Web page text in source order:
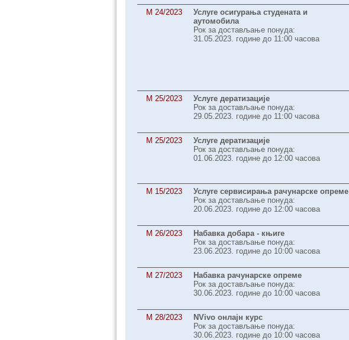
M 24/2023
Услуге осигурања студената и
аутомобила
Рок за достављање понуда:
31.05.2023. године до 11:00 часова
M 25/2023
Услуге дератизације
Рок за достављање понуда:
29.05.2023. године до 11:00 часова
M 25/2023
Услуге дератизације
Рок за достављање понуда:
01.06.2023. године до 12:00 часова
M 15/2023
Услуге сервисирања рачунарске опреме
Рок за достављање понуда:
20.06.2023. године до 12:00 часова
M 26/2023
Набавка добара - књиге
Рок за достављање понуда:
23.06.2023. године до 10:00 часова
M 27/2023
Набавка рачунарске опреме
Рок за достављање понуда:
30.06.2023. године до 10:00 часова
M 28/2023
NVivo онлајн курс
Рок за достављање понуда:
30.06.2023. године до 10:00 часова